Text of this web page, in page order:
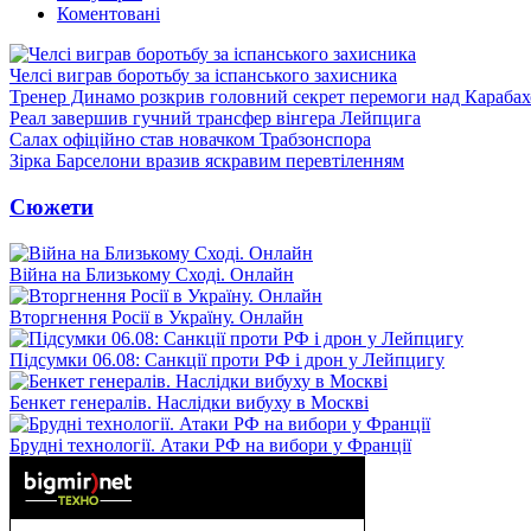
Коментовані
Челсі виграв боротьбу за іспанського захисника
Тренер Динамо розкрив головний секрет перемоги над
Реал завершив гучний трансфер вінгера Лейпцига
Салах офіційно став новачком Трабзонспора
Зірка Барселони вразив яскравим перевтіленням
Сюжети
Війна на Близькому Сході. Онлайн
Вторгнення Росії в Україну. Онлайн
Підсумки 06.08: Санкції проти РФ і дрон у Лейпцигу
Бенкет генералів. Наслідки вибуху в Москві
Брудні технології. Атаки РФ на вибори у Франції